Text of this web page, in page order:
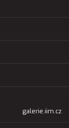
galerie.iim.cz